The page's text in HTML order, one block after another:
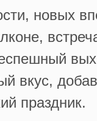
новых
вкус,
праздник.